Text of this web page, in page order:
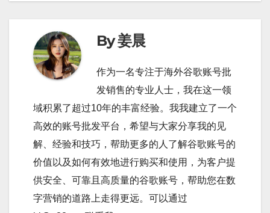
By 姜晨
作为一名专注于海外谷歌账号批
发销售的专业人士，我在这一领
域积累了超过10年的丰富经验。我我建立了一个
高效的账号批发平台，希望与大家分享我的见
解、经验和技巧，帮助更多的人了解谷歌账号的
价值以及如何有效地进行购买和使用，为客户提
供安全、可靠且高质量的谷歌账号，帮助您在数
字营销的道路上走得更远。可以通过